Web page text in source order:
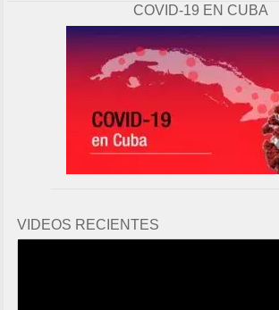
COVID-19 EN CUBA
VIDEOS RECIENTES